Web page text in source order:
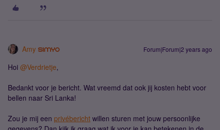
Amy Forum|Forum|2 years ago
Hoi @Verdrietje,
Bedankt voor je bericht. Wat vreemd dat ook jij kosten hebt voor
bellen naar Sri Lanka!
Zou je mij een privébericht willen sturen met jouw persoonlijke